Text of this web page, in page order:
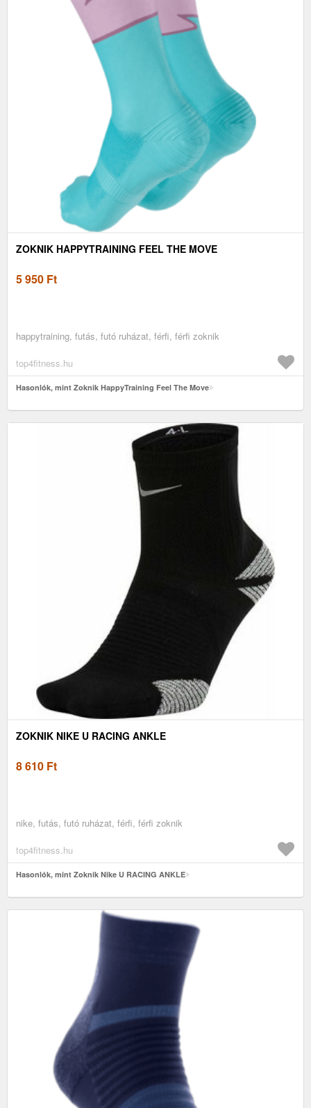
ZOKNIK HAPPYTRAINING FEEL THE MOVE
5 950 Ft
happytraining, futás, futó ruházat, férfi, férfi zoknik
top4fitness.hu
Hasonlók, mint Zoknik HappyTraining Feel The Move
ZOKNIK NIKE U RACING ANKLE
8 610 Ft
nike, futás, futó ruházat, férfi, férfi zoknik
top4fitness.hu
Hasonlók, mint Zoknik Nike U RACING ANKLE